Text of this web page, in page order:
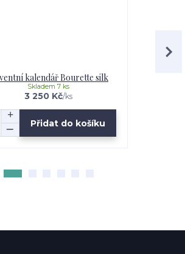
kalendář Bourette silk
3 250 Kč/ks
Skladem 7 ks
Přidat do košíku